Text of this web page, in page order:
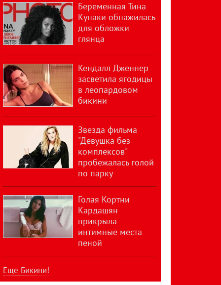
Беременная Тина
Кунаки обнажилась
для обложки
глянца
Кендалл Дженнер
засветила ягодицы
в леопардовом
бикини
Звезда фильма
"Девушка без
комплексов"
пробежалась голой
по парку
Голая Кортни
Кардашян
прикрыла
интимные места
пеной
Еще Бикини!